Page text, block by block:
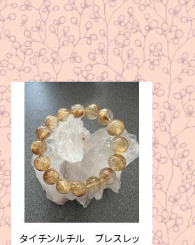
タイチンルチル ブレスレッ